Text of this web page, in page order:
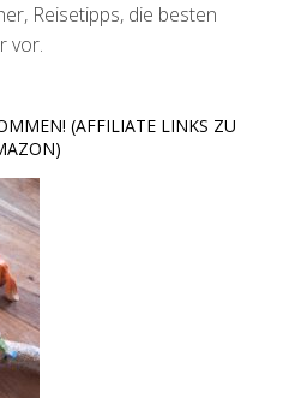
Reisetipps, die besten
vor.
(AFFILIATE LINKS ZU